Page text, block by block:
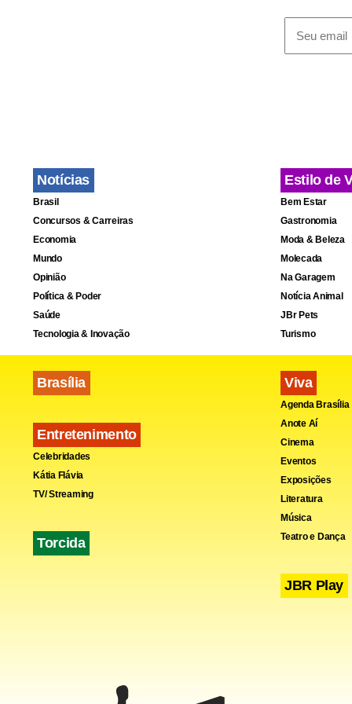
Pelos
feitos pela
dar mais
“outro
deputado
Para ele,
o processo
presidente
ao
acho que
Notícias
Brasil
Concursos & Carreiras
Economia
Mundo
Opinião
Política & Poder
Saúde
Tecnologia & Inovação
Brasília
Entretenimento
Celebridades
Kátia Flávia
TV/ Streaming
Torcida
Estilo de
Bem Estar
Gastronomia
Moda & Beleza
Molecada
Na Garagem
Notícia Animal
JBr Pets
Turismo
Viva
Agenda Brasília
Anote Aí
Cinema
Eventos
Exposições
Literatura
Música
Teatro e Dança
JBR Play